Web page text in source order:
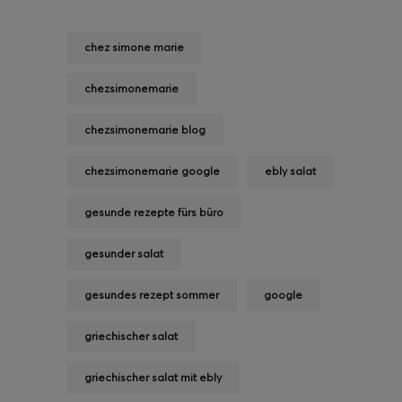
chez simone marie
chezsimonemarie
chezsimonemarie blog
chezsimonemarie google ebly salat
gesunde rezepte fürs büro
gesunder salat
gesundes rezept sommer google
griechischer salat
griechischer salat mit ebly